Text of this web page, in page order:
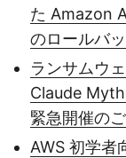
た Amazon
のロールバ
ランサムウ
Claude
緊急開催の
AWS 初学者